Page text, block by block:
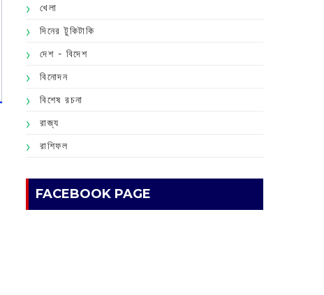
খেলা
দিনের টুকিটাকি
দেশ - বিদেশ
বিনোদন
বিশেষ রচনা
রাজ্য
রাশিফল
FACEBOOK PAGE